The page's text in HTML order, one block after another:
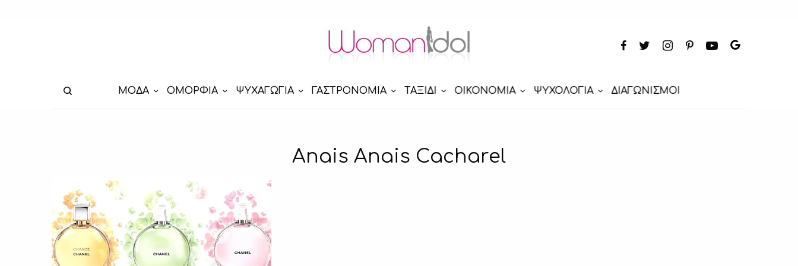
ΜΟΔΑ ΟΜΟΡΦΙΑ ΨΥΧΑΓΩΓΙΑ ΓΑΣΤΡΟΝΟΜΙΑ ΤΑΞΙΔΙ ΟΙΚΟΝΟΜΙΑ ΨΥΧΟΛΟΓΙΑ ΔΙΑΓΩΝΙΣΜΟΙ
Anais Anais Cacharel